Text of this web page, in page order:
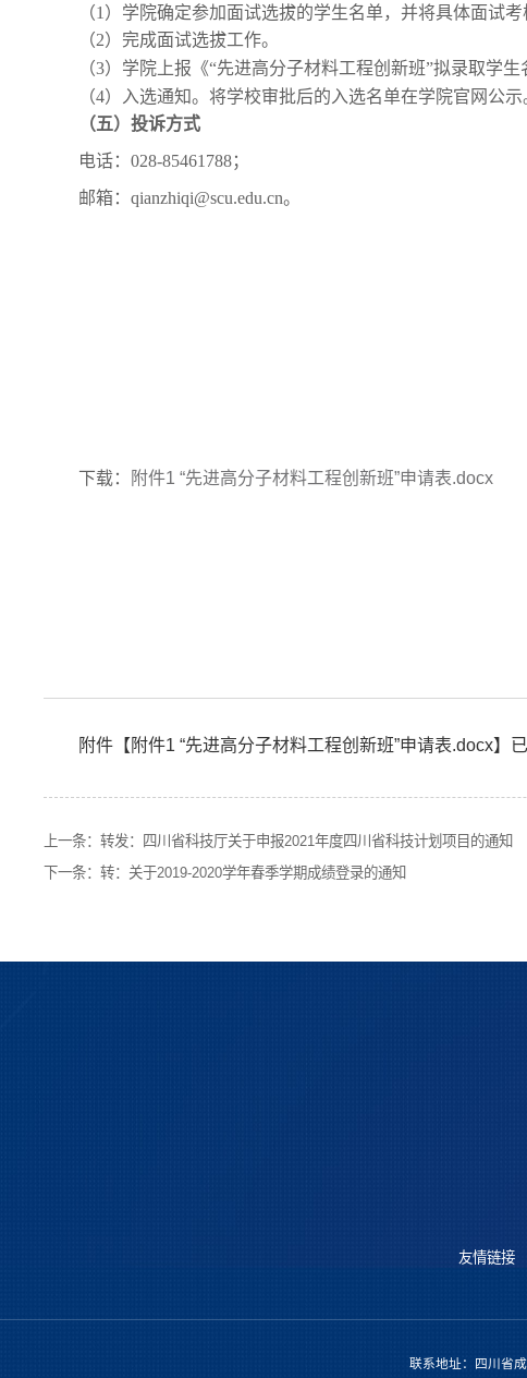
（1）学院确定参加面试选拔的学生名单，并将具体面试
（2）完成面试选拔工作。
（3）学院上报《“先进高分子材料工程创新班”拟录取学生
（4）入选通知。将学校审批后的入选名单在学院官网公示
（五）投诉方式
电话：028-85461788；
邮箱：qianzhiqi@scu.edu.cn。
下载： 附件1 “先进高分子材料工程创新班”申请表.docx
附件【 附件1 “先进高分子材料工程创新班”申请表.docx】
上一条：转发：四川省科技厅关于申报2021年度四川省科技计划项目的通知
下一条：转：关于2019-2020学年春季学期成绩登录的通知
友情链接
联系地址：四川省